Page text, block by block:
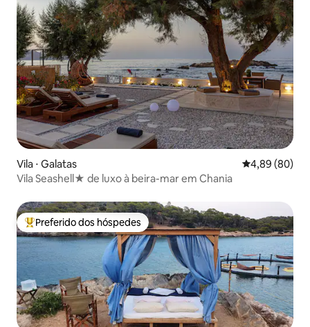
Vila ⋅ Galatas 4,89 de uma
4,89 (80)
Vila Seashell★ de luxo à beira-mar em Chania
Entre os melhores preferidos dos hóspedes
Preferido dos hóspedes